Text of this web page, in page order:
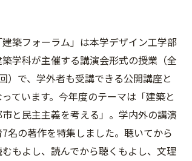
建築フォーラム」は本学デザイン工学部
学科が主催する講演会形式の授業（全
）で、学外者も受講できる公開講座と
っています。今年度のテーマは「建築と
と民主主義を考える」。学内外の講演
名の著作を特集しました。聴いてから
もよし、読んでから聴くもよし、文理